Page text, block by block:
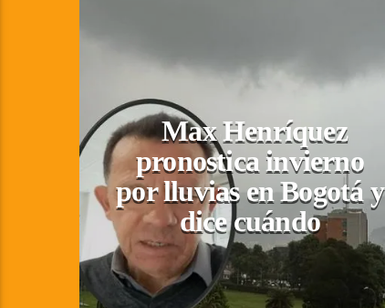
Max Henríquez
pronostica invierno
por lluvias en Bogotá y
dice cuándo